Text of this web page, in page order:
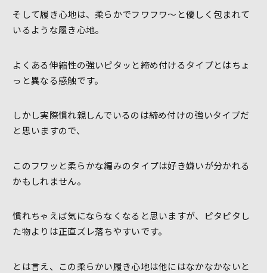
そして履き心地は、柔らかでフワフワ～と優しく包まれて
いるような履き心地。
よくある伸縮性の強いピタッと締め付けるタイプとはちょ
っと異なる感触です。
しかし実際慣れ親しんでいるのは締め付けの強いタイプだ
と思いますので、
このフワッと柔らかな編みのタイプは好き嫌いが分かれる
かもしれません。
慣れちゃえば気にならなくなると思いますが、ピタピタし
た物よりは正直ズレ落ちやすいです。
とは言え、この柔らかい履き心地は他にはなかなかないと